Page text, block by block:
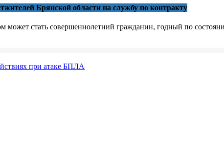
Брянской области на службу по контракту
может стать совершеннолетний гражданин, годный по